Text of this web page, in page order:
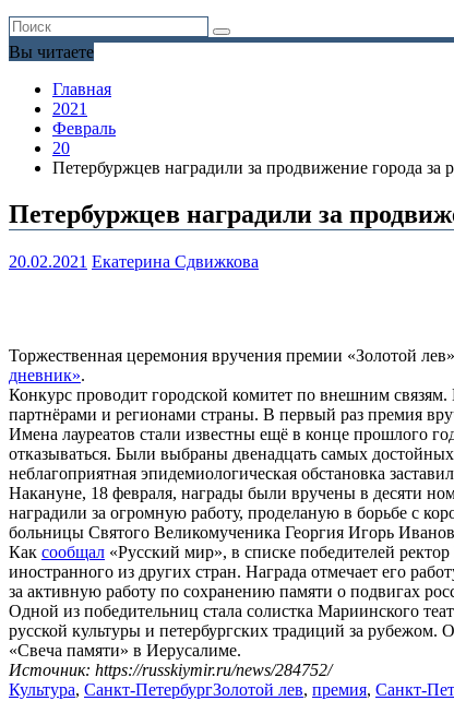
Вы читаете
Главная
2021
Февраль
20
Петербуржцев наградили за продвижение города за
Петербуржцев наградили за
20.02.2021 Екатерина Сдвижкова
Торжественная церемония вручения премии «Золотой
дневник».
Конкурс проводит городской комитет по внешним
партнёрами и регионами страны. В первый раз премия
Имена лауреатов стали известны ещё в конце прошлого
отказываться. Были выбраны двенадцать самых
неблагоприятная эпидемиологическая обстановка
Накануне, 18 февраля, награды были вручены в десяти
наградили за огромную работу, проделаную в борьбе с
больницы Святого Великомученика Георгия Игорь
Как сообщал «Русский мир», в списке победителей
иностранного из других стран. Награда отмечает его
за активную работу по сохранению памяти о подвигах
Одной из победительниц стала солистка Мариинского
русской культуры и петербургских традиций за
«Свеча памяти» в Иерусалиме.
Источник: https://russkiymir.ru/news/284752/
Культура, Санкт-ПетербургЗолотой лев, премия, Санкт-